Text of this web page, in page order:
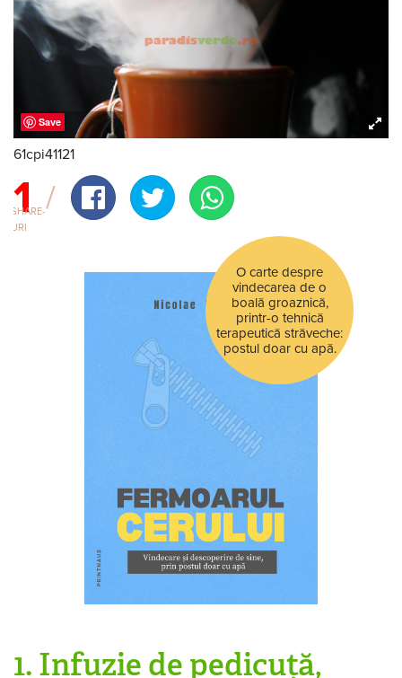
Save
61cpi41121
1
SHARE-
URI
O carte despre
vindecarea de o
boală groaznică,
printr-o tehnică
terapeutică străveche:
postul doar cu apă.
1. Infuzie de pedicuță,